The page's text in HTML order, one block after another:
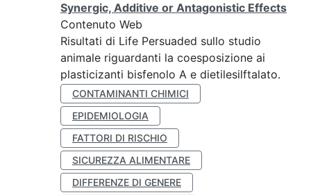
Synergic, Additive or Antagonistic Effects
Contenuto Web
Risultati di Life Persuaded sullo studio
animale riguardanti la coesposizione ai
plasticizanti bisfenolo A e dietilesilftalato.
CONTAMINANTI CHIMICI
EPIDEMIOLOGIA
FATTORI DI RISCHIO
SICUREZZA ALIMENTARE
DIFFERENZE DI GENERE